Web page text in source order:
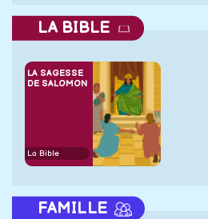
LA BIBLE
LA SAGESSE
DE SALOMON
La Bible
FAMILLE